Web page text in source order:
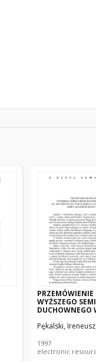
PRZEMÓWIENIE
WYŻSZEGO
DUCHOWNEGO
PĘKALSKIEGO Z
Pękalski,
1997